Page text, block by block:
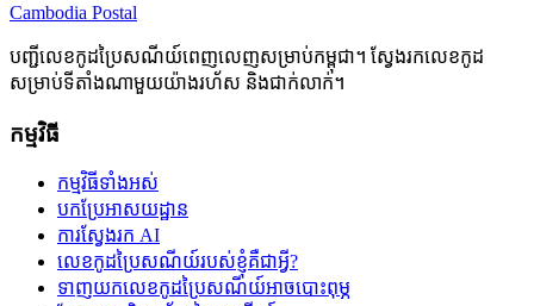
Cambodia Postal
បញ្ជីលេខកូដប្រៃសណីយ៍ពេញលេញសម្រាប់កម្ពុជា។ ស្វែងរកលេខកូដ
សម្រាប់ទីតាំងណាមួយយ៉ាងរហ័ស និងជាក់លាក់។
កម្មវិធី
កម្មវិធីទាំងអស់
បកប្រែអាសយដ្ឋាន
ការស្វែងរក AI
លេខកូដប្រៃសណីយ៍របស់ខ្ញុំគឺជាអ្វី?
ទាញយកលេខកូដប្រៃសណីយ៍អាចបោះពុម្ភ